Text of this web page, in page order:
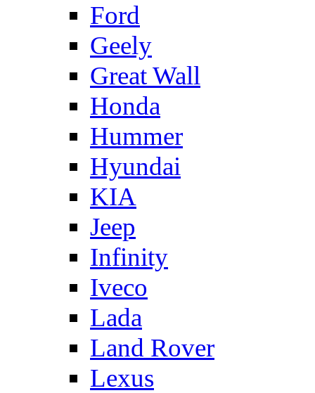
Ford
Geely
Great Wall
Honda
Hummer
Hyundai
KIA
Jeep
Infinity
Iveco
Lada
Land Rover
Lexus